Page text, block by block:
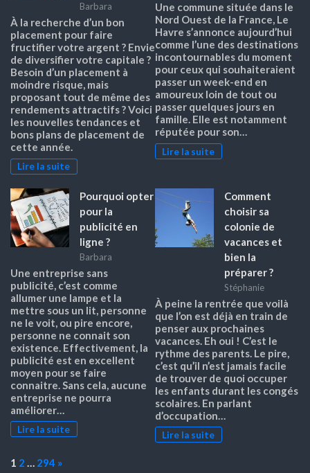
Barbara
À la recherche d’un bon
placement pour faire
fructifier votre argent ? Envie
de diversifier votre capitale ?
Besoin d’un placement à
moindre risque, mais
proposant tout de même des
rendements attractifs ? Voici
les nouvelles tendances et
bons plans de placement de
cette année.
Lire la suite
Une commune située dans le
Nord Ouest de la France, Le
Havre s’annonce aujourd’hui
comme l’une des destinations
incontournables du moment
pour ceux qui souhaiteraient
passer un week-end en
amoureux loin de tout ou
passer quelques jours en
famille. Elle est notamment
réputée pour son…
Lire la suite
Pourquoi opter
pour la
publicité en
ligne ?
Barbara
Une entreprise sans
publicité, c’est comme
allumer une lampe et la
mettre sous un lit, personne
ne le voit, ou pire encore,
personne ne connait son
existence. Effectivement, la
publicité est en excellent
moyen pour se faire
connaitre. Sans cela, aucune
entreprise ne pourra
améliorer…
Lire la suite
Comment
choisir sa
colonie de
vacances et
bien la
préparer ?
Stéphanie
À peine la rentrée que voilà
que l’on est déjà en train de
penser aux prochaines
vacances. Eh oui ! C’est le
rythme des parents. Le pire,
c’est qu’il n’est jamais facile
de trouver de quoi occuper
les enfants durant les congés
scolaires. En parlant
d’occupation…
Lire la suite
Page:
1 2 … 294 Next
»